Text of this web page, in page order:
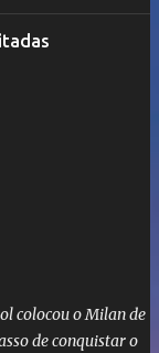
colocou o Milan de
de conquistar o